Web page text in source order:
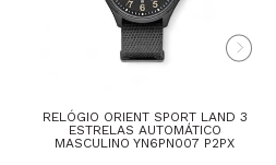
RELÓGIO ORIENT SPORT LAND 3
ESTRELAS AUTOMÁTICO
MASCULINO YN6PN007 P2PX